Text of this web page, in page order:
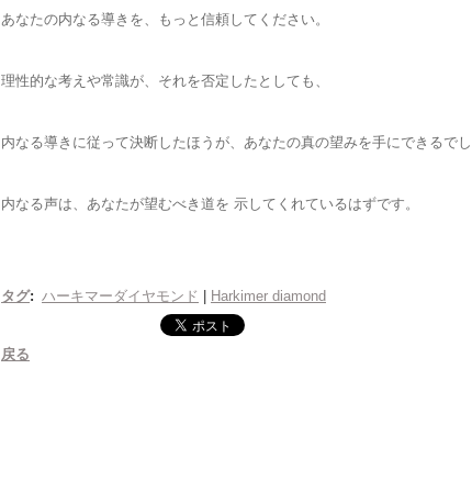
あなたの内なる導きを、もっと信頼してください。
理性的な考えや常識が、それを否定したとしても、
内なる導きに従って決断したほうが、あなたの真の望みを手にできるで
内なる声は、あなたが望むべき道を 示してくれているはずです。
タグ: ハーキマーダイヤモンド Harkimer diamond
戻る